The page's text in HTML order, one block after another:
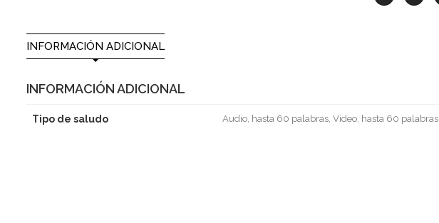
INFORMACIÓN ADICIONAL
INFORMACIÓN ADICIONAL
Tipo de saludo Audio, hasta 60 palabras, Video, hasta 60 palabras